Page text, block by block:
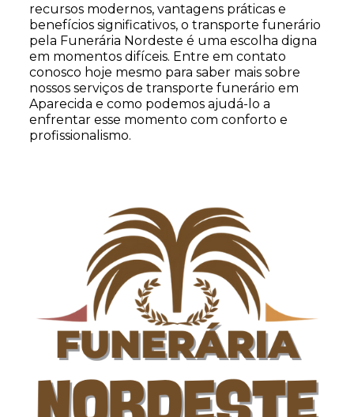
recursos modernos, vantagens práticas e
benefícios significativos, o transporte funerário
pela Funerária Nordeste é uma escolha digna
em momentos difíceis. Entre em contato
conosco hoje mesmo para saber mais sobre
nossos serviços de transporte funerário em
Aparecida e como podemos ajudá-lo a
enfrentar esse momento com conforto e
profissionalismo.